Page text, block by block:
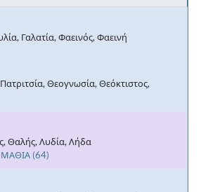
Γαλατία, Φαεινός, Φαεινή
Θεογνωσία, Θεόκτιστος,
Θαλής, Λυδία, Λήδα
ΜΑΘΙΑ (64)